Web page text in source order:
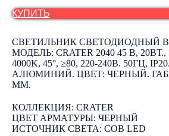
КУПИТЬ
СВЕТИЛЬНИК СВЕТОДИОДНЫЙ
МОДЕЛЬ: CRATER 2040 45 В, 20ВТ.,
4000K, 45°, ≥80, 220-240В. 50ГЦ,
АЛЮМИНИЙ. ЦВЕТ: ЧЕРНЫЙ.
ММ.
КОЛЛЕКЦИЯ: CRATER
ЦВЕТ АРМАТУРЫ: ЧЕРНЫЙ
ИСТОЧНИК СВЕТА: COB LED